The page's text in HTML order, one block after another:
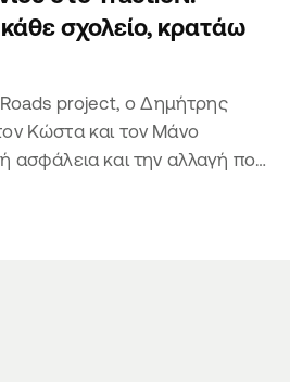
σχολείο, κρατάω
Roads project, ο Δημήτρης
Κώστα και τον Μάνο
ασφάλεια και την αλλαγή που